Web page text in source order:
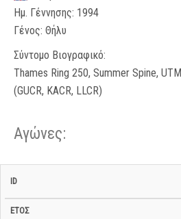
Ημ. Γέννησης: 1994
Γένος: Θήλυ
Σύντομο Βιογραφικό:
Thames Ring 250, Summer Spine,
(GUCR, KACR, LLCR)
Αγώνες:
Αγώνα